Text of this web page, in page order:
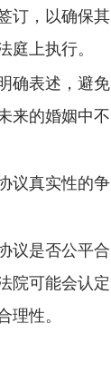
订，以确保其
上执行。
确表述，避免
来的婚姻中不
议真实性的争
议是否公平合
院可能会认定
理性。